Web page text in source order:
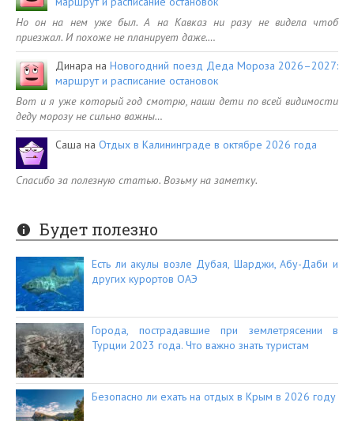
Но он на нем уже был. А на Кавказ ни разу не видела чтоб
приезжал. И похоже не планирует даже.…
Динара наНовогодний поезд Деда Мороза 2026–2027:
маршрут и расписание остановок
Вот и я уже который год смотрю, наши дети по всей видимости
деду морозу не сильно важны…
Саша на Отдых в Калининграде в октябре 2026 года
Спасибо за полезную статью. Возьму на заметку.
Будет полезно
Есть ли акулы возле Дубая, Шарджи, Абу-Даби и
других курортов ОАЭ
Города, пострадавшие при землетрясении в
Турции 2023 года. Что важно знать туристам
Безопасно ли ехать на отдых в Крым в 2026 году